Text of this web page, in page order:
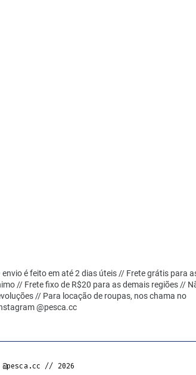
é feito em até 2 dias úteis // Frete grátis para
// Frete fixo de R$20 para as demais regiões //
// Para locação de roupas, nos chama no
@pesca.cc
@pesca.cc // 2026